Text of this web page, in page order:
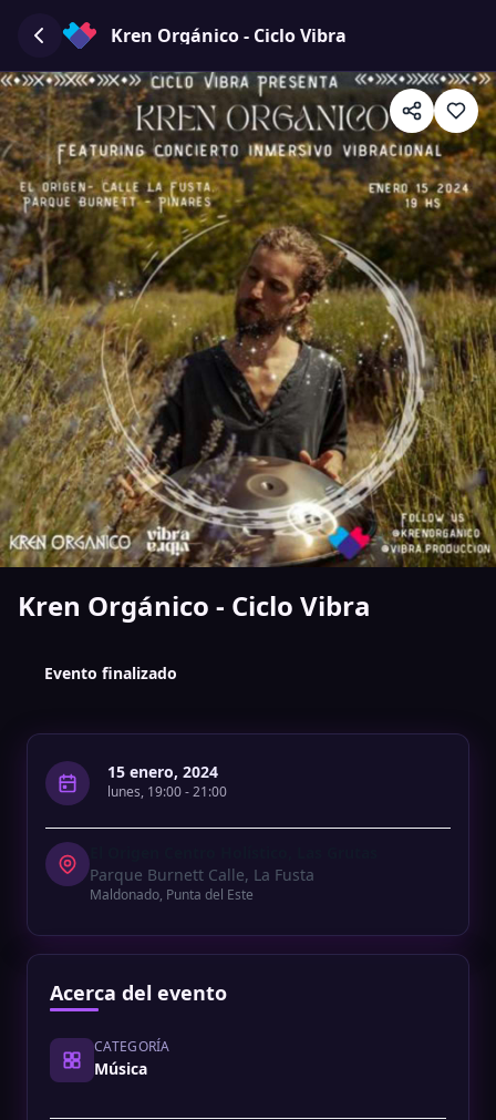
Kren Orgánico - Ciclo Vibra
Kren Orgánico - Ciclo Vibra
Evento finalizado
15 enero, 2024
lunes, 19:00-21:00
Parque Burnett Calle, La Fusta
Maldonado, Punta del Este
Acerca del evento
CATEGORÍA
Música